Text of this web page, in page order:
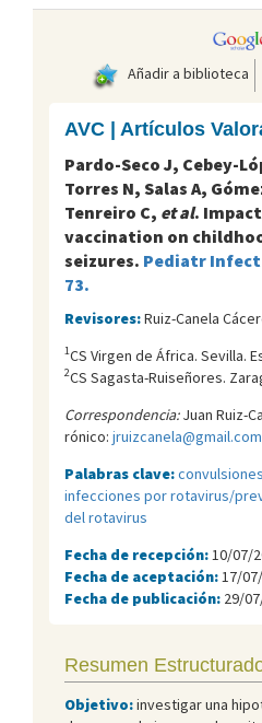
Añadir a biblioteca
AVC | Artículos
Pardo-Seco J, Cebey-
Torres N, Salas A,
Tenreiro C, et al.
vaccination on
seizures. Pediatr Infect
73.
Revisores:Ruiz-Canela
1CS Virgen de África. Sevilla.
2CS Sagasta-Ruiseñores.
Correspondencia:Juan Ruiz-
rónico: jruizcanela@gmail.com
Palabras clave:
infecciones por rotavirus/
del rotavirus
Fecha de recepción: 10/07/
Fecha de aceptación: 17/
Fecha de publicación: 29/
Resumen
Objetivo:investigar una